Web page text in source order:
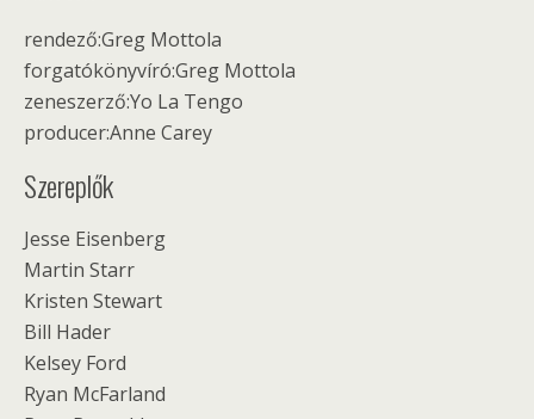
rendező:Greg Mottola
forgatókönyvíró:Greg Mottola
zeneszerző:Yo La Tengo
producer:Anne Carey
Szereplők
Jesse Eisenberg
Martin Starr
Kristen Stewart
Bill Hader
Kelsey Ford
Ryan McFarland